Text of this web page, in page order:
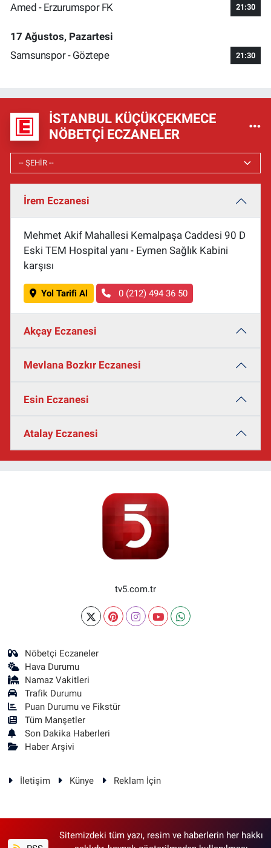
Amed - Erzurumspor FK 21:30
17 Ağustos, Pazartesi
Samsunspor - Göztepe
21:30
İSTANBUL KÜÇÜKÇEKMECE
NÖBETÇI ECZANELER
İrem Eczanesi
Mehmet Akif Mahallesi Kemalpaşa Caddesi 90 D
Eski TEM Hospital yanı - Eymen Sağlık Kabini
karşısı
Yol Tarifi Al 0 (212) 494 36 50
Akçay Eczanesi
Mevlana Bozkır Eczanesi
Esin Eczanesi
Atalay Eczanesi
tv5.com.tr
Nöbetçi Eczaneler
Hava Durumu
Namaz Vakitleri
Trafik Durumu
Puan Durumu ve Fikstür
Tüm Manşetler
Son Dakika Haberleri
Haber Arşivi
İletişim Künye Reklam İçin
Sitemizdeki tüm yazı, resim ve haberlerin her hakkı